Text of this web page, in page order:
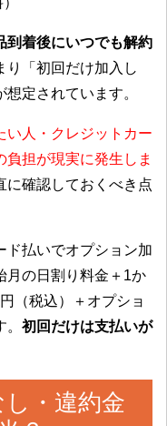
到着後にいつでも解約
り「初回だけ加入し
定されています。
い人・クレジットカー
負担が現実に発生しま
に確認しておくべき点
ド払いでオプション加
月の日割り料金＋1か
（税込）＋オプショ
初回だけは支払いが
し・違約金